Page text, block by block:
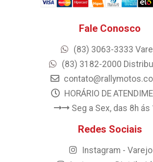
Fale Conosco
(83) 3063-3333
(83) 3182-2000
HORÁRIO DE
Seg a Sex, das 8h ás
Redes Sociais
Instagram - Varejo